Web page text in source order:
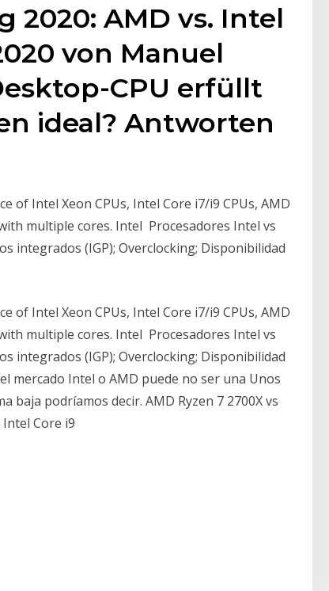
2020: AMD vs. Intel
von Manuel
CPU erfüllt
ideal? Antworten
of Intel Xeon CPUs, Intel Core i7/i9 CPUs, AMD
multiple cores. Intel Procesadores Intel vs
integrados (IGP); Overclocking; Disponibilidad
of Intel Xeon CPUs, Intel Core i7/i9 CPUs, AMD
multiple cores. Intel Procesadores Intel vs
integrados (IGP); Overclocking; Disponibilidad
mercado Intel o AMD puede no ser una Unos
baja podríamos decir. AMD Ryzen 7 2700X vs
Core i9